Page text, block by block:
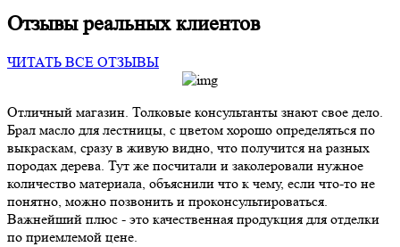
Отзывы реальных клиентов
ЧИТАТЬ ВСЕ ОТЗЫВЫ
Отличный магазин. Толковые консультанты знают свое дело.
Брал масло для лестницы, с цветом хорошо определяться по
выкраскам, сразу в живую видно, что получится на разных
породах дерева. Тут же посчитали и заколеровали нужное
количество материала, объяснили что к чему, если что-то не
понятно, можно позвонить и проконсультироваться.
Важнейший плюс - это качественная продукция для отделки
по приемлемой цене.